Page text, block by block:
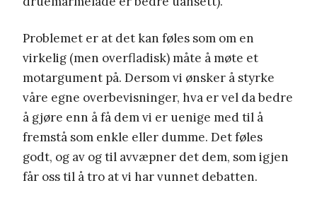
Problemet er at det kan føles som om en
virkelig (men overfladisk) måte å møte et
motargument på. Dersom vi ønsker å styrke
våre egne overbevisninger, hva er vel da bedre
å gjøre enn å få dem vi er uenige med til å
fremstå som enkle eller dumme. Det føles
godt, og av og til avvæpner det dem, som igjen
får oss til å tro at vi har vunnet debatten.